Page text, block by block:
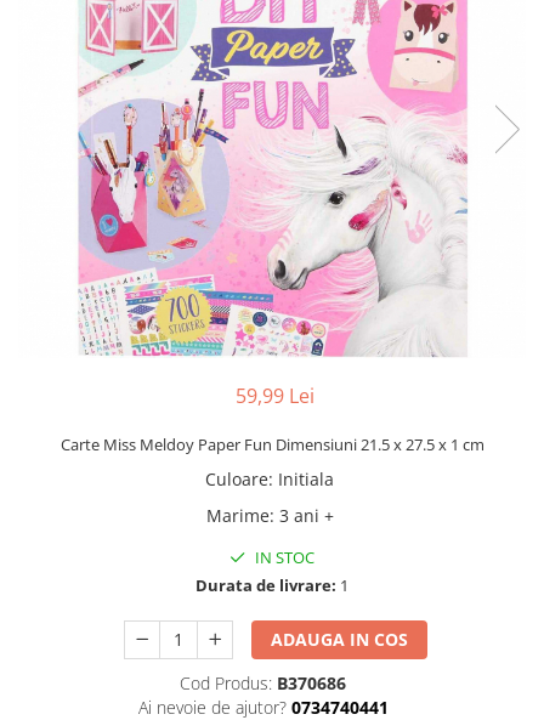
59,99 Lei
Carte Miss Meldoy Paper Fun Dimensiuni 21.5 x 27.5 x 1 cm
Culoare: Initiala
Marime: 3 ani +
IN STOC
Durata de livrare: 1
ADAUGA IN COS
Cod Produs: B370686
Ai nevoie de ajutor? 0734740441